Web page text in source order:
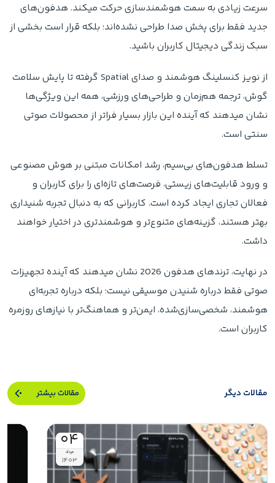
سرعت زیادی به سمت هوشمندسازی حرکت میکند. هدفون‌های
جدید فقط برای پخش صدا طراحی نشده‌اند؛ بلکه قرار است بخشی از
سبک زندگی دیجیتال کاربران باشید.
از نویز کنسلینگ هوشمند و صدای Spatial گرفته تا پایش سلامت
گوش، ترجمه هم‌زمان و طراحی‌های ورزشی، همه این ویژگی‌ها
نشان میدهند که آینده این بازار بسیار فراتر از محصولات صوتی
سنتی است.
تسلط هدفون‌های بی‌سیم، رشد امکانات مبتنی بر هوش مصنوعی
و ورود قابلیت‌های زیستی، فرصت‌های تازه‌ای را برای کاربران و
فعالان تجاری ایجاد کرده است. کاربرانی که به دنبال تجربه شنیداری
بهتر هستند، گزینه‌های متنوع‌تر و هوشمندتری در اختیار خواهند
داشت.
در نهایت، ترندهای هدفون 2026 نشان میدهند که آینده تجهیزات
صوتی فقط درباره شنیدن موسیقی نیست؛ بلکه درباره تجربه‌ای
هوشمند، شخصی‌سازی‌شده، ایمن‌تر و هماهنگ‌تر با نیازهای روزمره
کاربران است.
مقالات دیگر مقالات بیشتر
۰۴
مرداد
۱۴۰۳